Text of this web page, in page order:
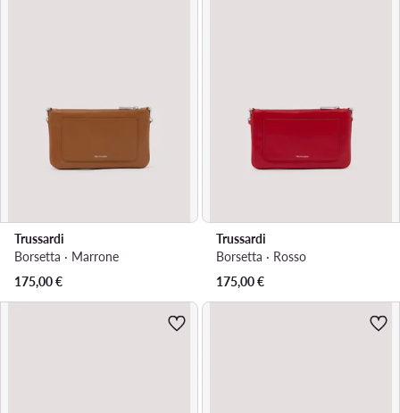
Trussardi
Borsetta · Marrone
175,00€
Trussardi
Borsetta · Rosso
175,00€